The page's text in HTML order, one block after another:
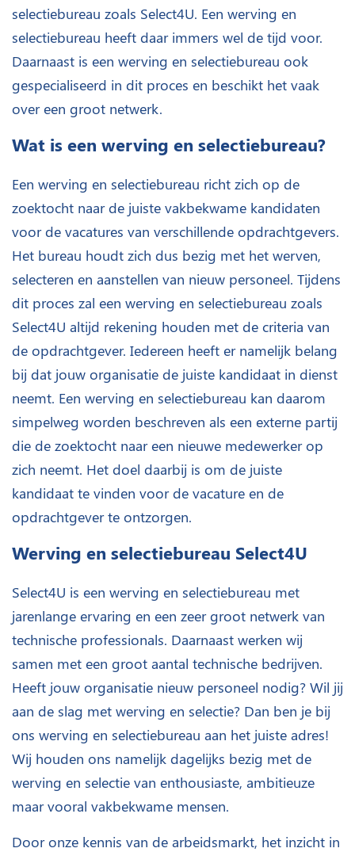
selectiebureau zoals Select4U. Een werving en
selectiebureau heeft daar immers wel de tijd voor.
Daarnaast is een werving en selectiebureau ook
gespecialiseerd in dit proces en beschikt het vaak
over een groot netwerk.
Wat is een werving en selectiebureau?
Een werving en selectiebureau richt zich op de
zoektocht naar de juiste vakbekwame kandidaten
voor de vacatures van verschillende opdrachtgevers.
Het bureau houdt zich dus bezig met het werven,
selecteren en aanstellen van nieuw personeel. Tijdens
dit proces zal een werving en selectiebureau zoals
Select4U altijd rekening houden met de criteria van
de opdrachtgever. Iedereen heeft er namelijk belang
bij dat jouw organisatie de juiste kandidaat in dienst
neemt. Een werving en selectiebureau kan daarom
simpelweg worden beschreven als een externe partij
die de zoektocht naar een nieuwe medewerker op
zich neemt. Het doel daarbij is om de juiste
kandidaat te vinden voor de vacature en de
opdrachtgever te ontzorgen.
Werving en selectiebureau Select4U
Select4U is een werving en selectiebureau met
jarenlange ervaring en een zeer groot netwerk van
technische professionals. Daarnaast werken wij
samen met een groot aantal technische bedrijven.
Heeft jouw organisatie nieuw personeel nodig? Wil jij
aan de slag met werving en selectie? Dan ben je bij
ons werving en selectiebureau aan het juiste adres!
Wij houden ons namelijk dagelijks bezig met de
werving en selectie van enthousiaste, ambitieuze
maar vooral vakbekwame mensen.
Door onze kennis van de arbeidsmarkt, het inzicht in